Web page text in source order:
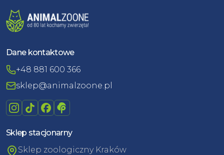
Dane kontaktowe
+48 881 600 366
sklep@animalzoone.pl
Sklep stacjonarny
Sklep zoologiczny Kraków